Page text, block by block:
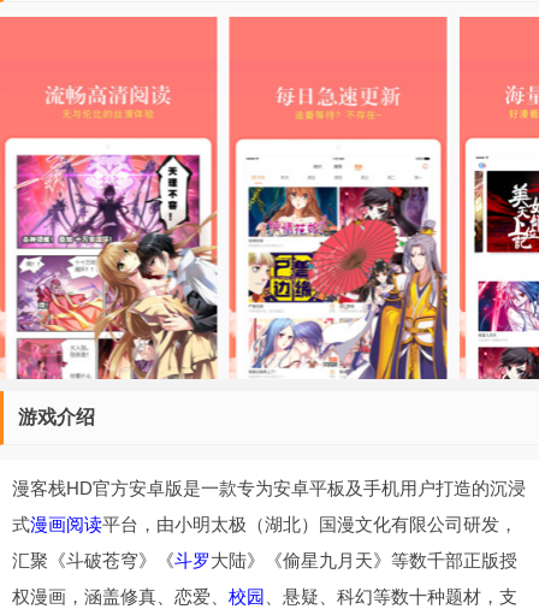
游戏介绍
漫客栈HD官方安卓版是一款专为安卓平板及手机用户打造的沉浸
式漫画阅读平台，由小明太极（湖北）国漫文化有限公司研发，
汇聚《斗破苍穹》《斗罗大陆》《偷星九月天》等数千部正版授
权漫画，涵盖修真、恋爱、 校园 、悬疑、科幻等数十种题材，支